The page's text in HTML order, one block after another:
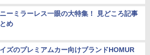
ーミラーレス一眼の大特集！ 見どころ記事
め
ズのプレミアムカー向けブランドHOMUR